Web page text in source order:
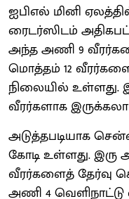
ஐபிஎல் மினி
ரைடர்ஸிடம்
அந்த அணி 9
மொத்தம் 12
நிலையில் உள்ளது.
வீரர்களாக
அடுத்தபடியாக
கோடி உள்ளது. இரு
வீரர்களைத் தேர்வு
அணி 4